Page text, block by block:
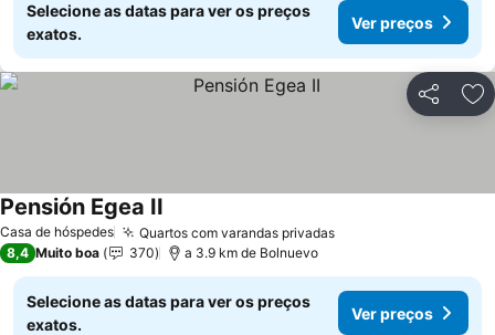
Selecione as datas para ver os preços
exatos.
Ver preços
Partilhar
Casa de hóspedes Quartos com varandas privadas
Pensión Egea II
8,4 Muito boa 370 a 3.9 km de Bolnuevo
Selecione as datas para ver os preços
exatos.
Ver preços